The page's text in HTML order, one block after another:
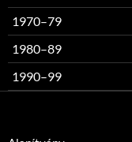
1970–79
1980–89
1990–99